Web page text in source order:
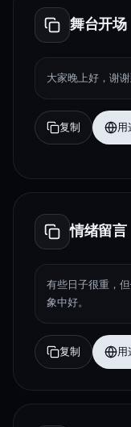
舞台开场
大家晚上好，谢
复制 用
情绪留言
有些日子很重，
象中好。
复制 用